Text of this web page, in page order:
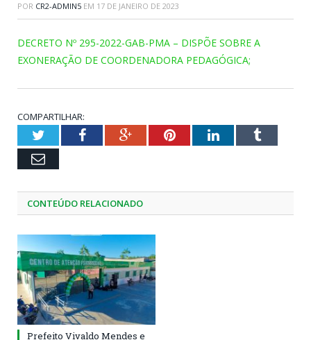
POR CR2-ADMIN5 EM 17 DE JANEIRO DE 2023
DECRETO Nº 295-2022-GAB-PMA – DISPÕE SOBRE A
EXONERAÇÃO DE COORDENADORA PEDAGÓGICA;
COMPARTILHAR:
TwitterFacebookGoogle+PinterestLinkedInTumblr
Email
CONTEÚDO RELACIONADO
Prefeito Vivaldo Mendes e